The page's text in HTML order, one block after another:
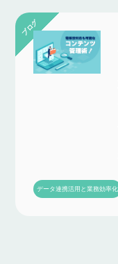
データ連携活用と業務効率化